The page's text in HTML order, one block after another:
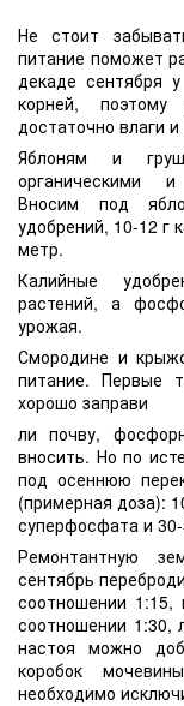
Не стоит
питание поможет
декаде сентября
корней,
достаточно влаги
Яблоням и
органическими
Вносим под
удобрений, 10-12 г
метр.
Калийные
растений, а
урожая.
Смородине и
питание. Первые
хорошо заправи
ли почву,
вносить. Но по
под осеннюю
(примерная доза):
суперфосфата и 30-
Ремонтантную
сентябрь
соотношении
соотношении 1:30,
настоя можно
коробок
необходимо